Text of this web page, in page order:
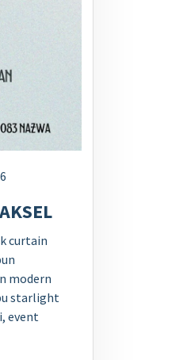
curtain
modern
starlight
event